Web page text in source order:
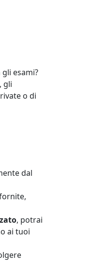
esami?
gli
o di
dal
, potrai
ai tuoi